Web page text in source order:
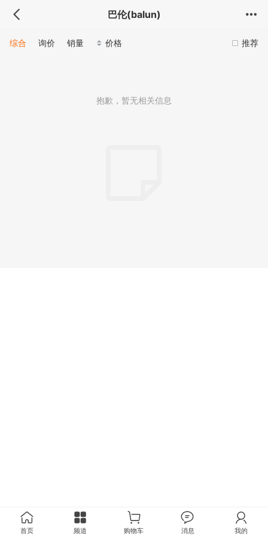
巴伦(balun)
推荐
综合 询价 销量 价格
抱歉，暂无相关信息
首页 频道 购物车 消息 我的